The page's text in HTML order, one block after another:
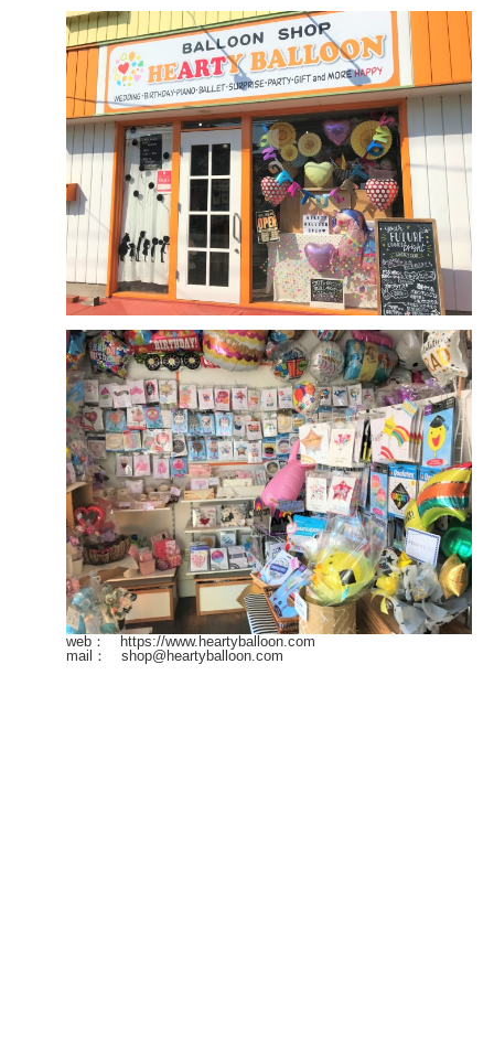
web： https://www.heartyballoon.com
mail： shop@heartyballoon.com